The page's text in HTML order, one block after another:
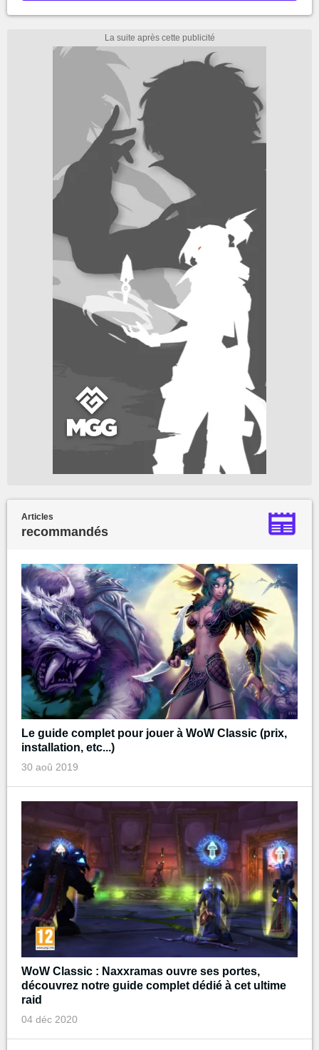
Articles
recommandés
Le guide complet pour jouer à WoW Classic (prix,
installation, etc...)
30 aoû 2019
WoW Classic : Naxxramas ouvre ses portes,
découvrez notre guide complet dédié à cet ultime
raid
04 déc 2020